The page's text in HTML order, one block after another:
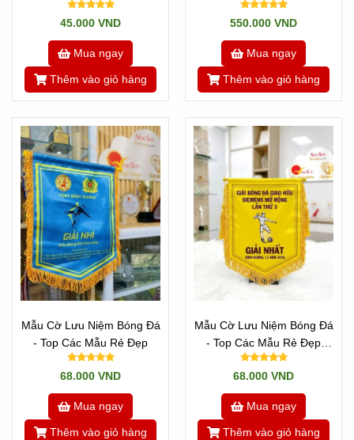
Chương Bóng Đá Mẫu Đẹp
Có Sẵn
45.000 VND
Mua ngay
Thêm vào giỏ hàng
Hiện Đại Nhất Hiện Tại
550.000 VND
Mua ngay
Thêm vào giỏ hàng
Mẫu Cờ Lưu Niệm Bóng Đá
- Top Các Mẫu Rẻ Đẹp
68.000 VND
Mua ngay
Thêm vào giỏ hàng
Mẫu Cờ Lưu Niệm Bóng Đá
- Top Các Mẫu Rẻ Đẹp
Thịnh Hành
68.000 VND
Mua ngay
Thêm vào giỏ hàng